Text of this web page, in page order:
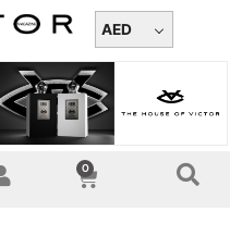
AED
0
Cart